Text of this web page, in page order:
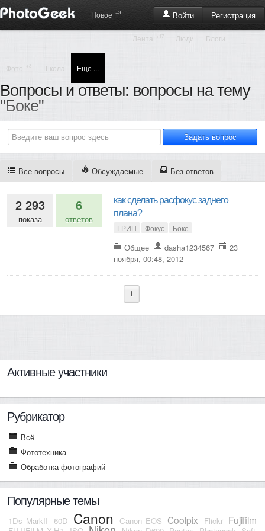
Войти Регистрация
Новое +3
Лента +17 Люди Блоги
Фото Школа Еще ...
Вопросы и ответы: вопросы на тему
"Боке"
Все вопросы Обсуждаемые Без ответов
2 293
показа
6
ответов
как сделать расфокус заднего
плана?
ГРИП
Фокус Боке
Общее dasha1234567
23
ноября, 00:48, 2012
1
Активные участники
Рубрикатор
Всё
Фототехника
Обработка фотографий
Популярные темы
1Ds MarkII 60D Canon Canon EOS Coolpix Flickr Fujifilm